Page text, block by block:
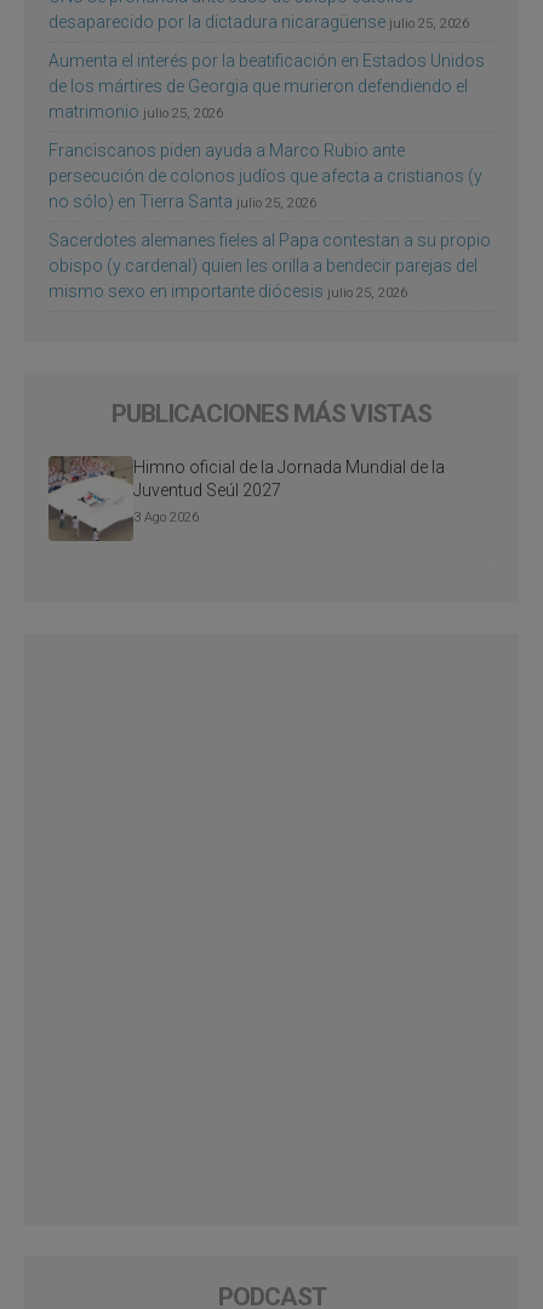
desaparecido por la dictadura nicaragüense julio 25, 2026
Aumenta el interés por la beatificación en Estados Unidos
de los mártires de Georgia que murieron defendiendo el
matrimonio julio 25, 2026
Franciscanos piden ayuda a Marco Rubio ante
persecución de colonos judíos que afecta a cristianos (y
no sólo) en Tierra Santa julio 25, 2026
Sacerdotes alemanes fieles al Papa contestan a su propio
obispo (y cardenal) quien les orilla a bendecir parejas del
mismo sexo en importante diócesis julio 25, 2026
PUBLICACIONES MÁS VISTAS
Himno oficial de la Jornada Mundial de la
Juventud Seúl 2027
3 Ago 2026
PODCAST